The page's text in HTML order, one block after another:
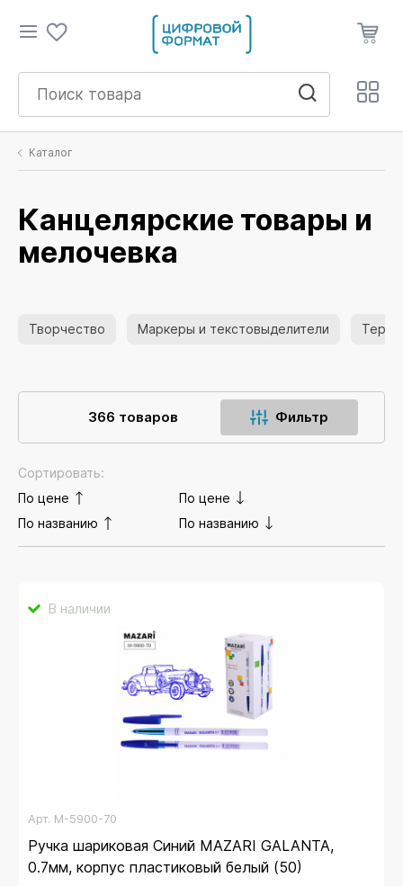
Каталог
Канцелярские товары и
мелочевка
Творчество Маркеры и текстовыделители
366 товаров Фильтр
Сортировать:
По цене
По цене
По названию
По названию
В наличии
Арт. M-5900-70
Ручка шариковая Синий MAZARI GALANTA,
0.7мм, корпус пластиковый белый (50)